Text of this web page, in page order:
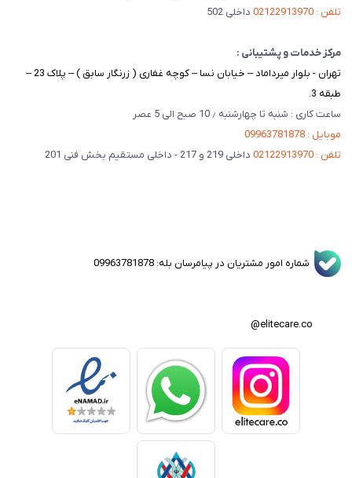
تلفن : 02122913970
داخلی 502
مرکز خدمات و پشتیبانی :
تهران - بلوار میرداماد – خیابان نسا – کوچه غفاری ( زرنگار سابق ) – پلاک 23 –
طبقه 3.
ساعت کاری : شنبه تا چهارشنبه ٫ 10 صبح الی 5 عصر
موبایل : 09963781878
تلفن : 02122913970
داخلی 219 و 217 - داخلی مستقیم بخش فنی 201
شماره امور مشتریان در پیامرسان بله: 09963781878